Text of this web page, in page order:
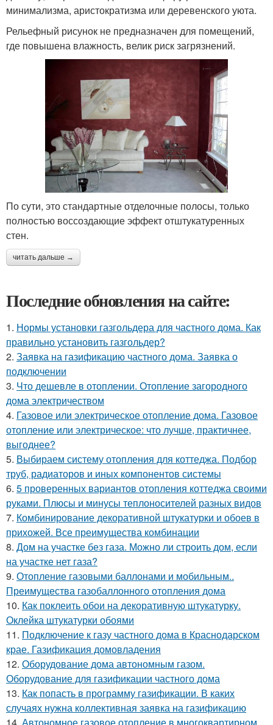
минимализма, аристократизма или деревенского уюта.
Рельефный рисунок не предназначен для помещений,
где повышена влажность, велик риск загрязнений.
По сути, это стандартные отделочные полосы, только
полностью воссоздающие эффект отштукатуренных
стен.
читать дальше →
Последние обновления на сайте:
1. Нормы установки газгольдера для частного дома. Как
правильно установить газгольдер?
2. Заявка на газификацию частного дома. Заявка о
подключении
3. Что дешевле в отоплении. Отопление загородного
дома электричеством
4. Газовое или электрическое отопление дома. Газовое
отопление или электрическое: что лучше, практичнее,
выгоднее?
5. Выбираем систему отопления для коттеджа. Подбор
труб, радиаторов и иных компонентов системы
6. 5 проверенных вариантов отопления коттеджа своими
руками. Плюсы и минусы теплоносителей разных видов
7. Комбинирование декоративной штукатурки и обоев в
прихожей. Все преимущества комбинации
8. Дом на участке без газа. Можно ли строить дом, если
на участке нет газа?
9. Отопление газовыми баллонами и мобильным..
Преимущества газобаллонного отопления дома
10. Как поклеить обои на декоративную штукатурку.
Оклейка штукатурки обоями
11. Подключение к газу частного дома в Краснодарском
крае. Газификация домовладения
12. Оборудование дома автономным газом.
Оборудование для газификации частного дома
13. Как попасть в программу газификации. В каких
случаях нужна коллективная заявка на газификацию